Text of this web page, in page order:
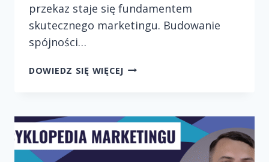
przekaz staje się fundamentem
skutecznego marketingu. Budowanie
spójności…
DOWIEDZ SIĘ WIĘCEJBUDOWANIE
NA
RÓŻNYCH
PLATFORMACH